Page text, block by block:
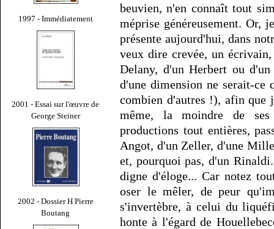
1997 - Immédiatement
2001 - Essai sur l'œuvre de
George Steiner
2002 - Dossier H Pierre
Boutang
beuvien, n'en connaît tout
méprise généreusement. Or,
présente aujourd'hui, dans
veux dire crevée, un
Delany, d'un Herbert ou
d'une dimension ne serait-ce
combien d'autres !), afin que
même, la moindre de
productions tout entières,
Angot, d'un Zeller, d'une
et, pourquoi pas, d'un
digne d'éloge... Car notez
oser le mêler, de peur
s'invertèbre, à celui du
honte à l'égard de